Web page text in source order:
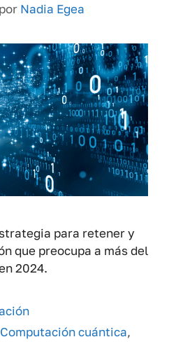
por Nadia Egea
para retener y
que preocupa a más del
2024.
Computación cuántica,